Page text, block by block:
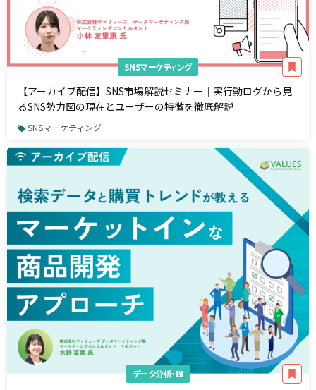
SNSマーケティング
【アーカイブ配信】SNS市場解説セミナー｜実行動ログから見
るSNS勢力図の現在とユーザーの特徴を徹底解説
SNSマーケティング
データ分析・BI